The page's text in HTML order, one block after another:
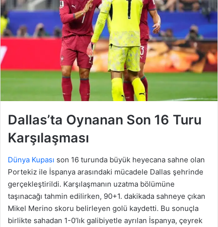
Dallas’ta Oynanan Son 16 Turu
Karşılaşması
Dünya Kupası son 16 turunda büyük heyecana sahne olan
Portekiz ile İspanya arasındaki mücadele Dallas şehrinde
gerçekleştirildi. Karşılaşmanın uzatma bölümüne
taşınacağı tahmin edilirken, 90+1. dakikada sahneye çıkan
Mikel Merino skoru belirleyen golü kaydetti. Bu sonuçla
birlikte sahadan 1-0’lık galibiyetle ayrılan İspanya, çeyrek